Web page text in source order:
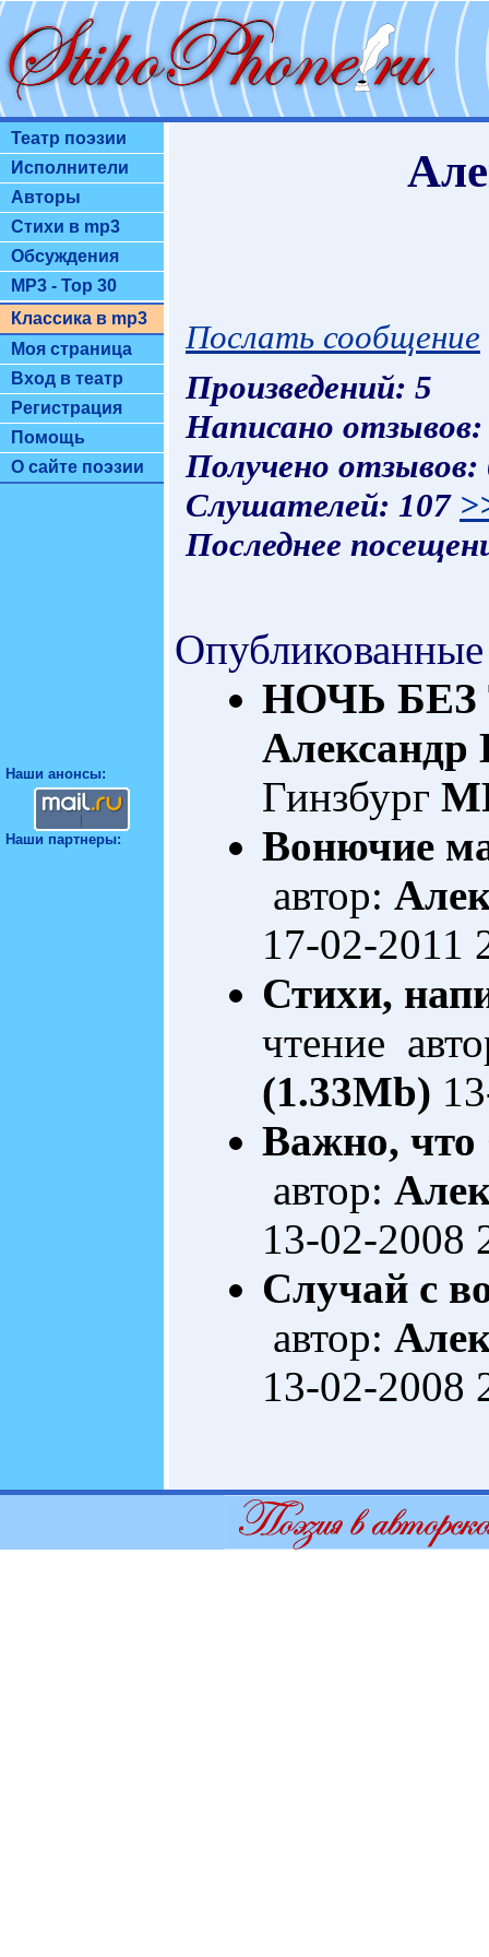
Театр поэзии
Исполнители
Авторы
Стихи в mp3
Обсуждения
MP3 - Top 30
Классика в mp3
Моя страница
Вход в театр
Регистрация
Помощь
О сайте поэзии
Наши анонсы:
Наши партнеры:
Послать сообщение
Произведений: 5
Написано
Получено
Слушателей: 107
Последнее
НОЧЬ БЕЗ
Александр
Гинзбург
Вонючие
автор:
17-02-2011
Стихи,
чтение
(1.33Mb)
Важно, что
автор:
13-02-2008
Случай с
автор:
13-02-2008